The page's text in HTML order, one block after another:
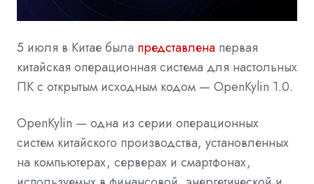
5 июля в Китае была представлена первая
китайская операционная система для настольных
ПК с открытым исходным кодом — OpenKylin 1.0.
OpenKylin — одна из серии операционных
систем китайского производства, установленных
на компьютерах, серверах и смартфонах,